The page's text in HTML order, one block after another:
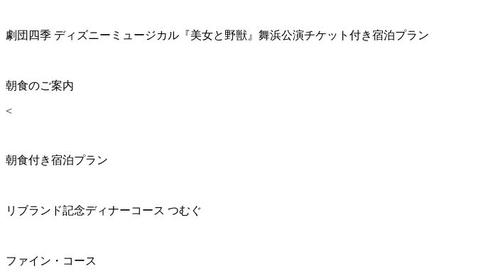
劇団四季 ディズニーミュージカル『美女と野獣』舞浜公演チケット付き宿泊プラン
朝食のご案内
<
朝食付き宿泊プラン
リブランド記念ディナーコース つむぐ
ファイン・コース